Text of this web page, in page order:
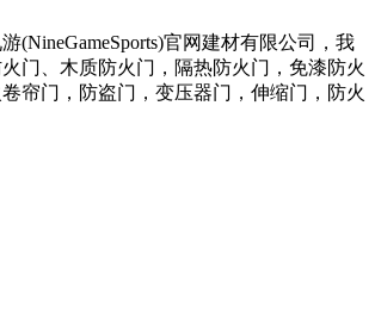
(NineGameSports)官网建材有限公司，我
门、木质防火门，隔热防火门，免漆防火
帘门，防盗门，变压器门，伸缩门，防火